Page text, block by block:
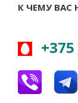
К ЧЕМУ ВАС